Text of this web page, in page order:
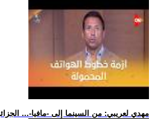
.. مهدي لعريبي: من السينما إلى -مافيا-...